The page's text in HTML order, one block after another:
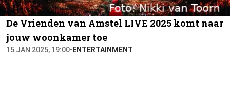
De Vrienden van Amstel LIVE 2025 komt naar
jouw woonkamer toe
15 JAN 2025, 19:00• ENTERTAINMENT